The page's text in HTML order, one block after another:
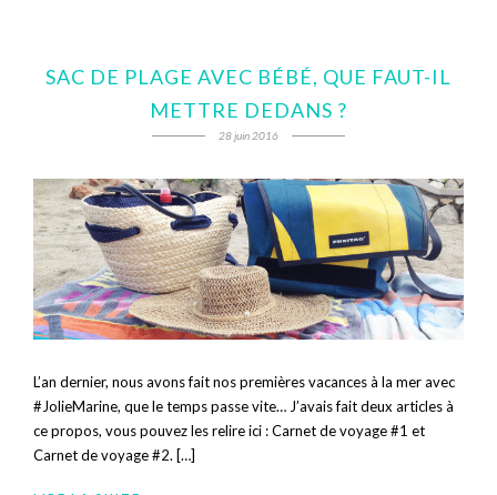
SAC DE PLAGE AVEC BÉBÉ, QUE FAUT-IL
METTRE DEDANS ?
28 juin 2016
L’an dernier, nous avons fait nos premières vacances à la mer avec
#JolieMarine, que le temps passe vite… J’avais fait deux articles à
ce propos, vous pouvez les relire ici : Carnet de voyage #1 et
Carnet de voyage #2. […]